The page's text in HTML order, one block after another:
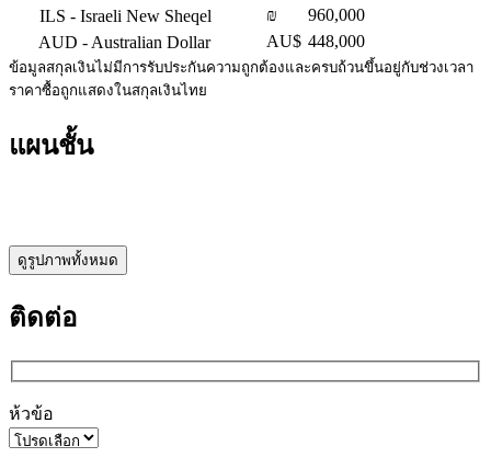
ILS - Israeli New Sheqel ₪
960,000
AUD - Australian Dollar AU$ 448,000
ข้อมูลสกุลเงินไม่มีการรับประกันความถูกต้องและครบถ้วนขึ้นอยู่กับช่วงเวลา
ราคาซื้อถูกแสดงในสกุลเงินไทย
แผนชั้น
ดูรูปภาพทั้งหมด
ติดต่อ
ห้วข้อ